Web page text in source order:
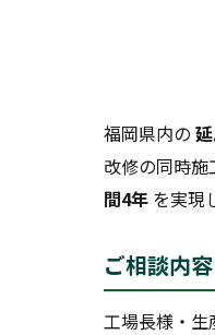
福岡県内の
改修の同時
間4年 を実現
ご相談内容
工場長様・生